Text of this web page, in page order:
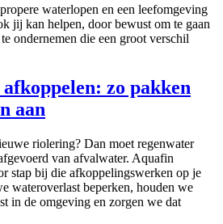
waterlopen en een leefomgeving
jij kan helpen, door bewust om te gaan
ondernemen die een groot verschil
zo pakken
aan
riolering? Dan moet regenwater
van afvalwater. Aquafin
stap bij die afkoppelingswerken op je
wateroverlast beperken, houden we
in de omgeving en zorgen we dat